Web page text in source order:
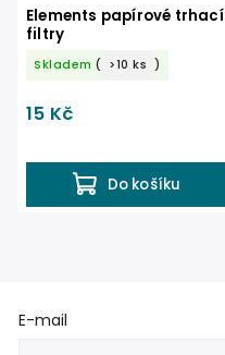
Elements papírové trhací
filtry
Skladem ( >10 ks )
15 Kč
Do košíku
E-mail